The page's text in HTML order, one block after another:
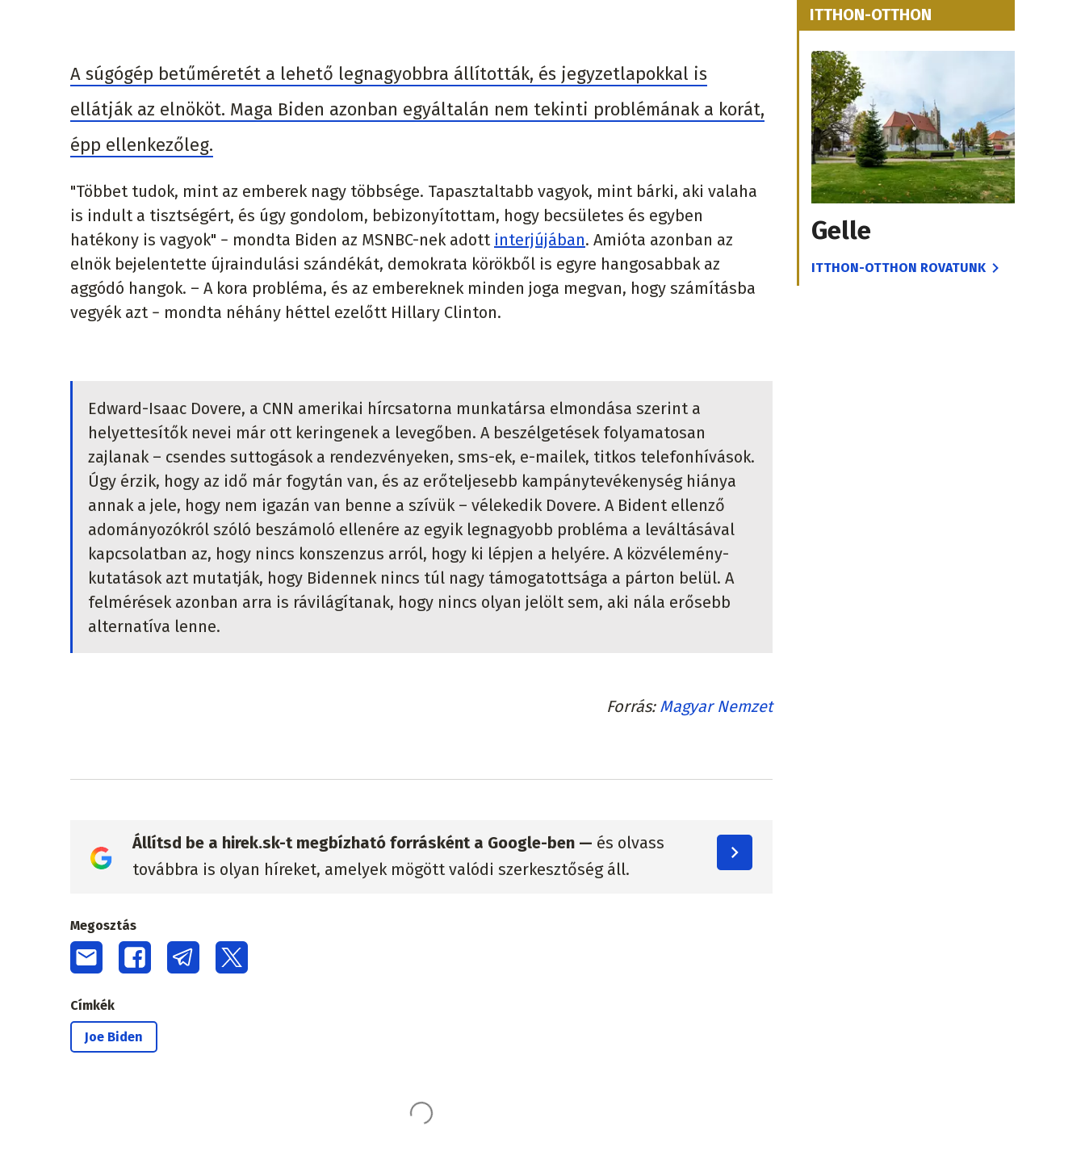
A súgógép betűméretét a lehető legnagyobbra állították, és jegyzetlapokkal is
ellátják az elnököt. Maga Biden azonban egyáltalán nem tekinti problémának a korát,
épp ellenkezőleg.
"Többet tudok, mint az emberek nagy többsége. Tapasztaltabb vagyok, mint bárki, aki valaha
is indult a tisztségért, és úgy gondolom, bebizonyítottam, hogy becsületes és egyben
hatékony is vagyok" − mondta Biden az MSNBC-nek adott interjújában. Amióta azonban az
elnök bejelentette újraindulási szándékát, demokrata körökből is egyre hangosabbak az
aggódó hangok. – A kora probléma, és az embereknek minden joga megvan, hogy számításba
vegyék azt − mondta néhány héttel ezelőtt Hillary Clinton.
Edward-Isaac Dovere, a CNN amerikai hírcsatorna munkatársa elmondása szerint a
helyettesítők nevei már ott keringenek a levegőben. A beszélgetések folyamatosan
zajlanak – csendes suttogások a rendezvényeken, sms-ek, e-mailek, titkos telefonhívások.
Úgy érzik, hogy az idő már fogytán van, és az erőteljesebb kampánytevékenység hiánya
annak a jele, hogy nem igazán van benne a szívük – vélekedik Dovere. A Bident ellenző
adományozókról szóló beszámoló ellenére az egyik legnagyobb probléma a leváltásával
kapcsolatban az, hogy nincs konszenzus arról, hogy ki lépjen a helyére. A közvélemény-
kutatások azt mutatják, hogy Bidennek nincs túl nagy támogatottsága a párton belül. A
felmérések azonban arra is rávilágítanak, hogy nincs olyan jelölt sem, aki nála erősebb
alternatíva lenne.
Forrás Magyar Nemzet
Állítsd be a hirek.sk-t megbízható forrásként a Google-ben — és olvass
továbbra is olyan híreket, amelyek mögött valódi szerkesztőség áll.
Megosztás
Címkék
Joe Biden
ITTHON-OTTHON
Gelle
ITTHON-OTTHON ROVATUNK